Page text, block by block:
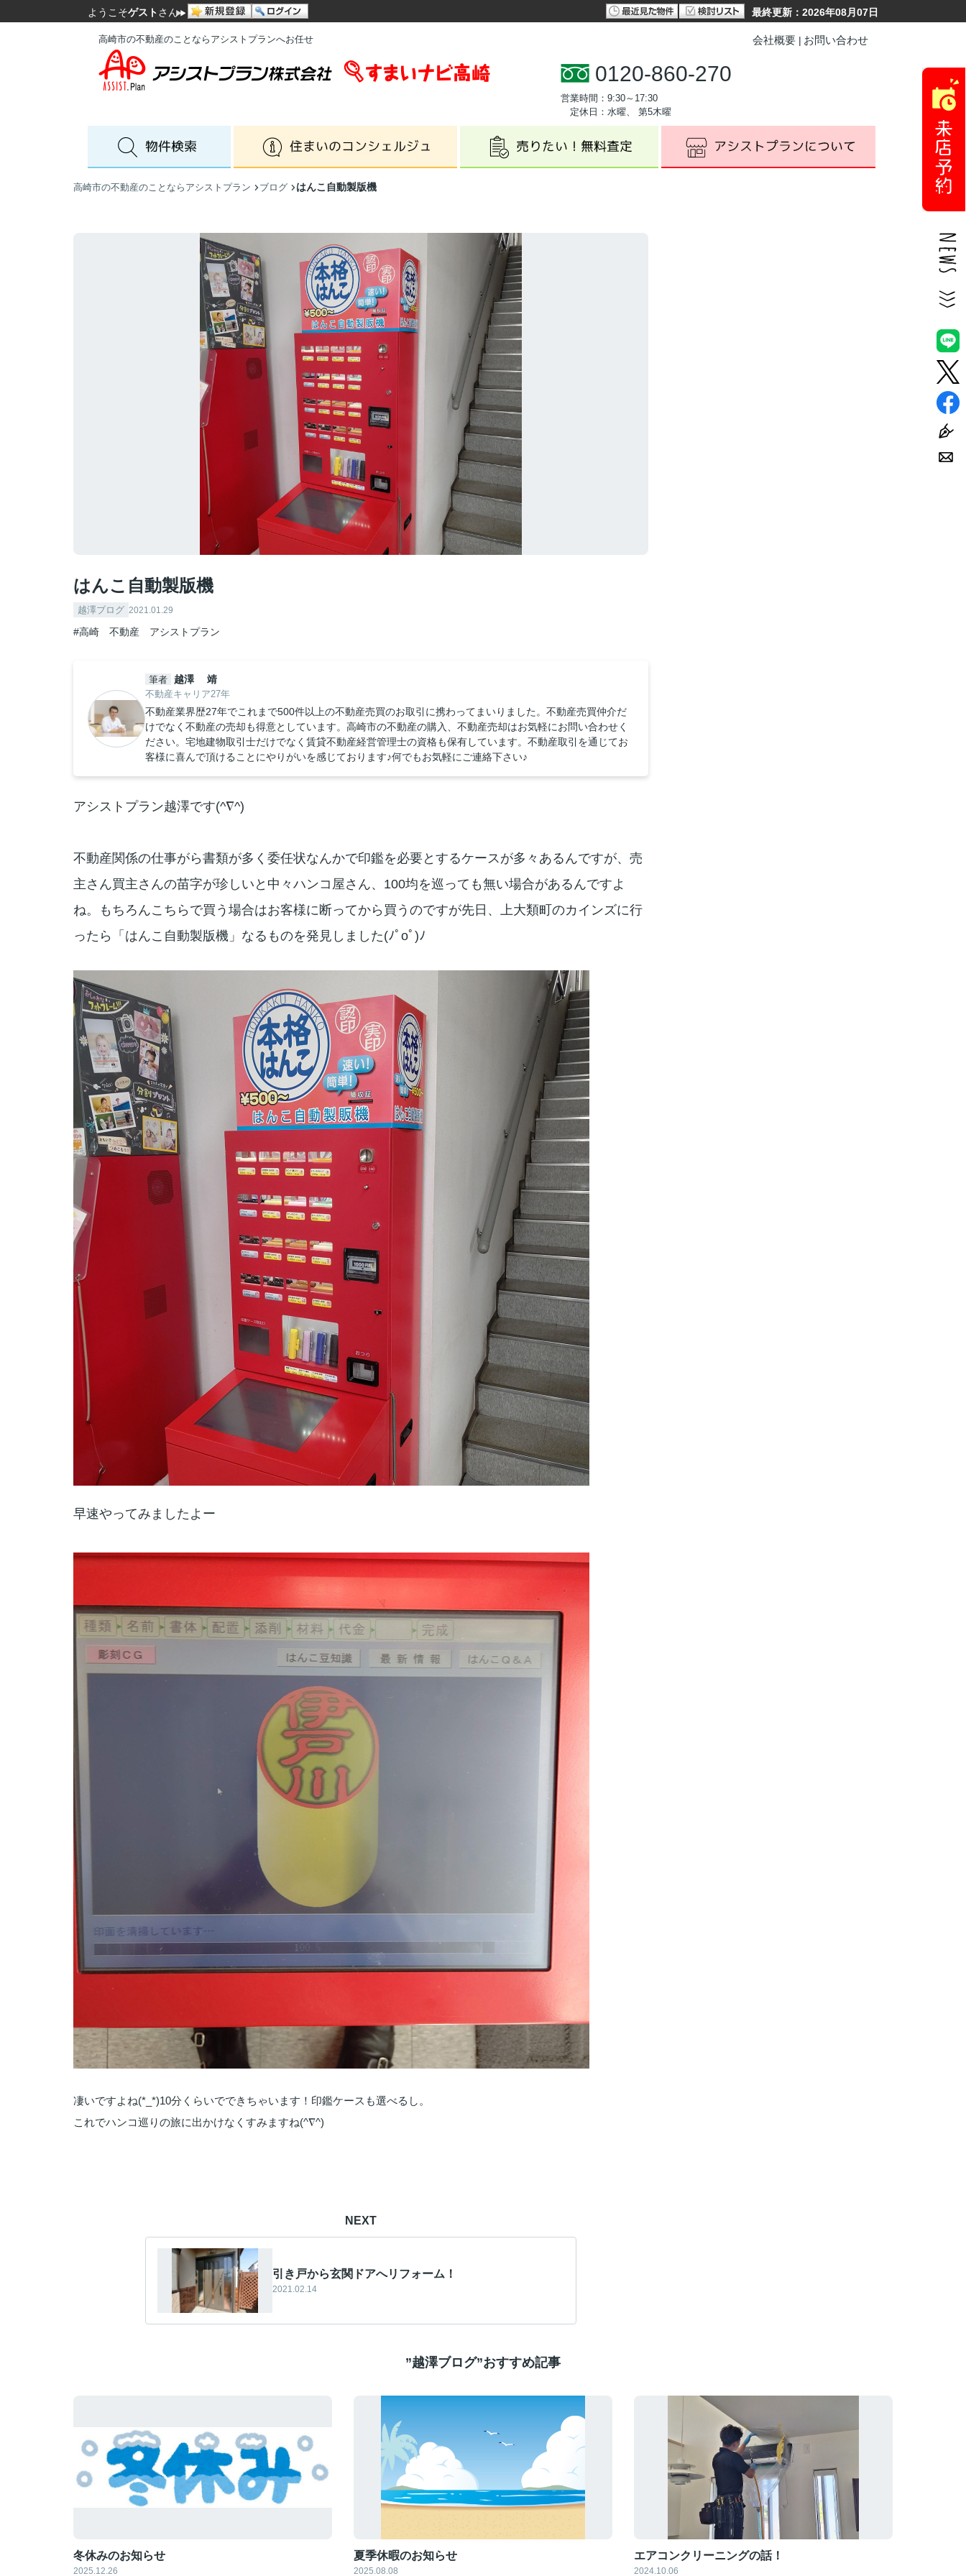
ようこそゲスト さん 最終更新：2026年08月07日
高崎市の不動産のことならアシストプランへお任せ 会社概要 お問い合わせ
0120-860-270
営業時間：9:30～17:30
定休日：水曜、 第5木曜
高崎市の不動産のことならアシストプラン ブログ はんこ自動製版機
はんこ自動製版機
越澤ブログ 2021.01.29
#高崎 不動産 アシストプラン
筆者 越澤 靖
不動産キャリア27年
不動産業界歴27年でこれまで500件以上の不動産売買のお取引に携わってまいりました。不動産売買仲介だ
けでなく不動産の売却も得意としています。高崎市の不動産の購入、不動産売却はお気軽にお問い合わせく
ださい。宅地建物取引士だけでなく賃貸不動産経営管理士の資格も保有しています。不動産取引を通じてお
客様に喜んで頂けることにやりがいを感じております♪何でもお気軽にご連絡下さい♪
アシストプラン越澤です(^∇^)
不動産関係の仕事がら書類が多く委任状なんかで印鑑を必要とするケースが多々あるんですが、売
主さん買主さんの苗字が珍しいと中々ハンコ屋さん、100均を巡っても無い場合があるんですよ
ね。もちろんこちらで買う場合はお客様に断ってから買うのですが先日、上大類町のカインズに行
ったら「はんこ自動製版機」なるものを発見しました(ﾉﾟοﾟ)ﾉ
早速やってみましたよー
凄いですよね(*_*)10分くらいでできちゃいます！印鑑ケースも選べるし。
これでハンコ巡りの旅に出かけなくすみますね(^∇^)
NEXT
引き戸から玄関ドアへリフォーム！
2021.02.14
”越澤ブログ”おすすめ記事
冬休みのお知らせ
2025.12.26
夏季休暇のお知らせ
2025.08.08
エアコンクリーニングの話！
2024.10.06